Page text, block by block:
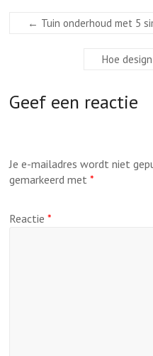
← Tuin onderhoud met 5
Hoe
Geef een reactie
Je e-mailadres wordt niet
gemarkeerd met*
Reactie*